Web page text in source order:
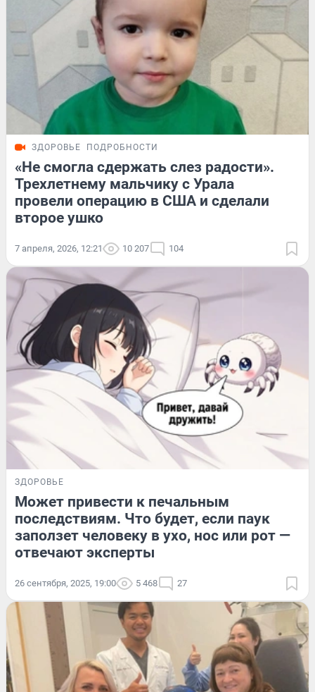
ЗДОРОВЬЕ ПОДРОБНОСТИ
«Не смогла сдержать слез радости».
Трехлетнему мальчику с Урала
провели операцию в США и сделали
второе ушко
7 апреля, 2026, 12:21 10 207 104
ЗДОРОВЬЕ
Может привести к печальным
последствиям. Что будет, если паук
заползет человеку в ухо, нос или рот —
отвечают эксперты
26 сентября, 2025, 19:00 5 468 27